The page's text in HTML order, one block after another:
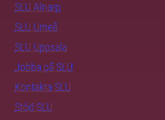
SLU Alnarp
SLU Umeå
SLU Uppsala
Jobba på SLU
Kontakta SLU
Stöd SLU